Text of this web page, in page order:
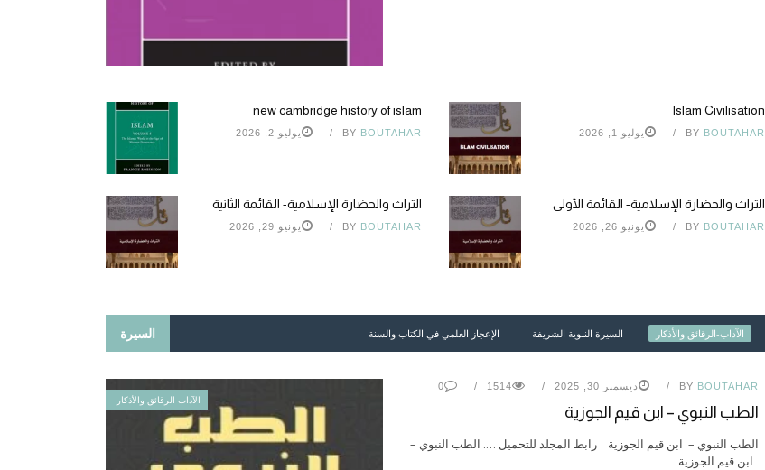
new cambridge history of islam
BY BOUTAHAR يوليو 2, 2026
Islam Civilisation
BY BOUTAHAR يوليو 1, 2026
التراث والحضارة الإسلامية- القائمة الثانية
BY BOUTAHAR يونيو 29, 2026
التراث والحضارة الإسلامية- القائمة الأولى
BY BOUTAHAR يونيو 26, 2026
السيرة الآداب-الرقائق والأذكار السيرة النبوية الشريفة الإعجاز العلمي في الكتاب والسنة
الآداب-الرقائق والأذكار
BY BOUTAHAR ديسمبر 30, 2025 1514
0
الطب النبوي – ابن قيم الجوزية
الطب النبوي – ابن قيم الجوزية رابط المجلد للتحميل …. الطب النبوي –
ابن قيم الجوزية